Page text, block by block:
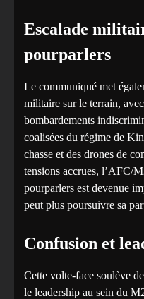
Escalade
pourparlers
Le communiqué met
militaire sur le terrain,
bombardements
coalisées du régime de
chasse et des drones de
tensions accrues, l’AFC/
pourparlers est devenue
peut plus poursuivre sa
Confusion et
Cette volte-face soulève
le leadership au sein du